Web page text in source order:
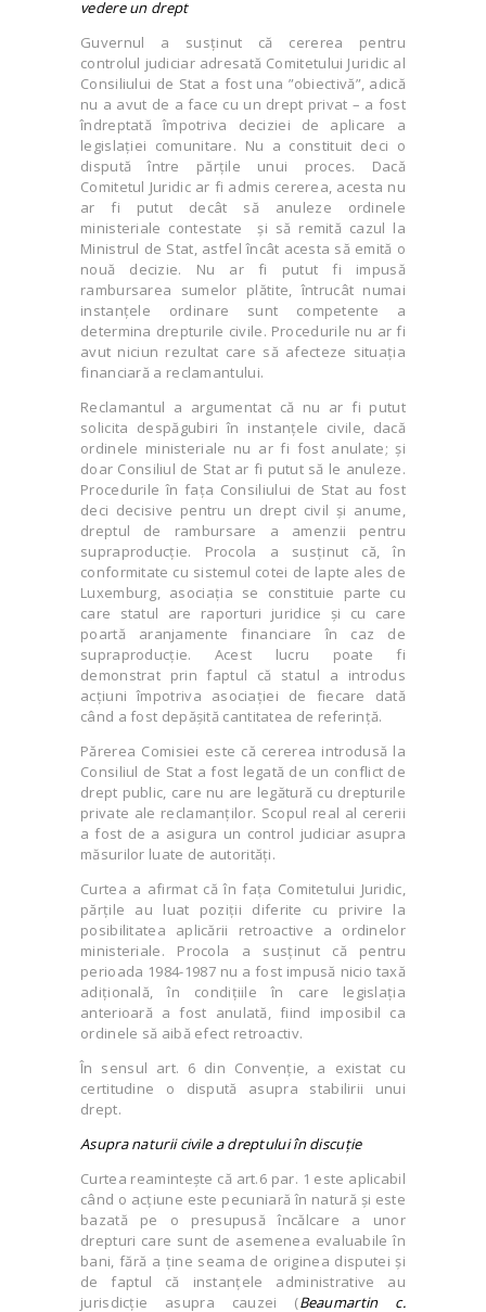
vedere un drept
Guvernul a susținut că cererea pentru
controlul judiciar adresată Comitetului Juridic al
Consiliului de Stat a fost una ”obiectivă”, adică
nu a avut de a face cu un drept privat – a fost
îndreptată împotriva deciziei de aplicare a
legislației comunitare. Nu a constituit deci o
dispută între părțile unui proces. Dacă
Comitetul Juridic ar fi admis cererea, acesta nu
ar fi putut decât să anuleze ordinele
ministeriale contestate și să remită cazul la
Ministrul de Stat, astfel încât acesta să emită o
nouă decizie. Nu ar fi putut fi impusă
rambursarea sumelor plătite, întrucât numai
instanțele ordinare sunt competente a
determina drepturile civile. Procedurile nu ar fi
avut niciun rezultat care să afecteze situația
financiară a reclamantului.
Reclamantul a argumentat că nu ar fi putut
solicita despăgubiri în instanțele civile, dacă
ordinele ministeriale nu ar fi fost anulate; și
doar Consiliul de Stat ar fi putut să le anuleze.
Procedurile în fața Consiliului de Stat au fost
deci decisive pentru un drept civil și anume,
dreptul de rambursare a amenzii pentru
supraproducție. Procola a susținut că, în
conformitate cu sistemul cotei de lapte ales de
Luxemburg, asociația se constituie parte cu
care statul are raporturi juridice și cu care
poartă aranjamente financiare în caz de
supraproducție. Acest lucru poate fi
demonstrat prin faptul că statul a introdus
acțiuni împotriva asociației de fiecare dată
când a fost depășită cantitatea de referință.
Părerea Comisiei este că cererea introdusă la
Consiliul de Stat a fost legată de un conflict de
drept public, care nu are legătură cu drepturile
private ale reclamanților. Scopul real al cererii
a fost de a asigura un control judiciar asupra
măsurilor luate de autorități.
Curtea a afirmat că în fața Comitetului Juridic,
părțile au luat poziții diferite cu privire la
posibilitatea aplicării retroactive a ordinelor
ministeriale. Procola a susținut că pentru
perioada 1984-1987 nu a fost impusă nicio taxă
adițională, în condițiile în care legislația
anterioară a fost anulată, fiind imposibil ca
ordinele să aibă efect retroactiv.
În sensul art. 6 din Convenție, a existat cu
certitudine o dispută asupra stabilirii unui
drept.
Asupra naturii civile a dreptului în discuție
Curtea reamintește că art.6 par. 1 este aplicabil
când o acțiune este pecuniară în natură și este
bazată pe o presupusă încălcare a unor
drepturi care sunt de asemenea evaluabile în
bani, fără a ține seama de originea disputei și
de faptul că instanțele administrative au
jurisdicție asupra cauzei (Beaumartin c.